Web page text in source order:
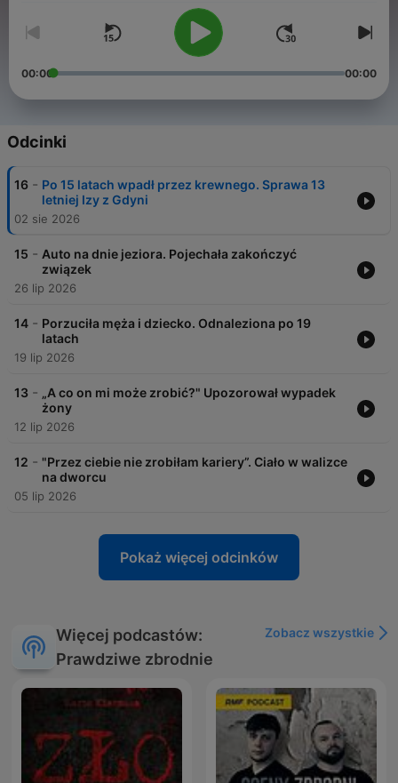
zapomniane — wszystko to znajdziesz w podcaście Aktówka
Kryminalna.
00:00 00:00
Odcinki
16 - Po 15 latach wpadł przez krewnego. Sprawa 13
letniej Izy z Gdyni
02 sie 2026
15 - Auto na dnie jeziora. Pojechała zakończyć
związek
26 lip 2026
14 - Porzuciła męża i dziecko. Odnaleziona po 19
latach
19 lip 2026
13 - „A co on mi może zrobić?" Upozorował wypadek
żony
12 lip 2026
12 - "Przez ciebie nie zrobiłam kariery”. Ciało w walizce
na dworcu
05 lip 2026
Pokaż więcej odcinków
Więcej podcastów:
Prawdziwe zbrodnie
Zobacz wszystkie